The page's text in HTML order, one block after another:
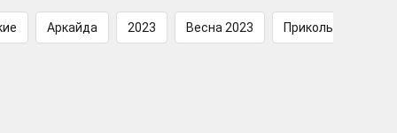
Аркайда 2023 Весна 2023 Прикольные